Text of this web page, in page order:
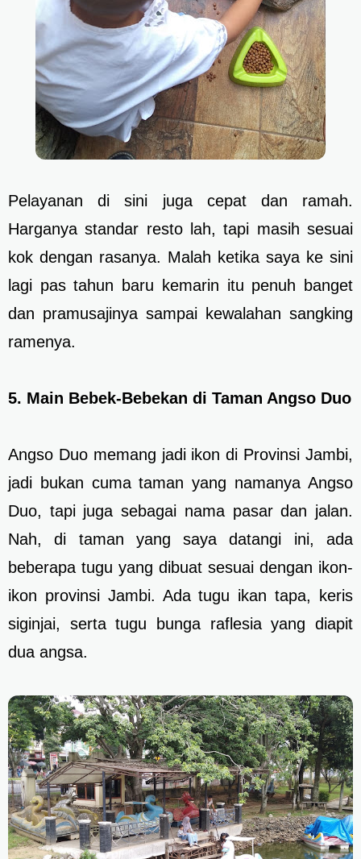
Pelayanan di sini juga cepat dan ramah.
Harganya standar resto lah, tapi masih sesuai
kok dengan rasanya. Malah ketika saya ke sini
lagi pas tahun baru kemarin itu penuh banget
dan pramusajinya sampai kewalahan sangking
ramenya.
5. Main Bebek-Bebekan di Taman Angso Duo
Angso Duo memang jadi ikon di Provinsi Jambi,
jadi bukan cuma taman yang namanya Angso
Duo, tapi juga sebagai nama pasar dan jalan.
Nah, di taman yang saya datangi ini, ada
beberapa tugu yang dibuat sesuai dengan ikon-
ikon provinsi Jambi. Ada tugu ikan tapa, keris
siginjai, serta tugu bunga raflesia yang diapit
dua angsa.